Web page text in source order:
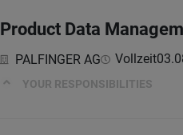
Product Data
PALFINGER AG Vollzeit
YOUR RESPONSIBILITIES